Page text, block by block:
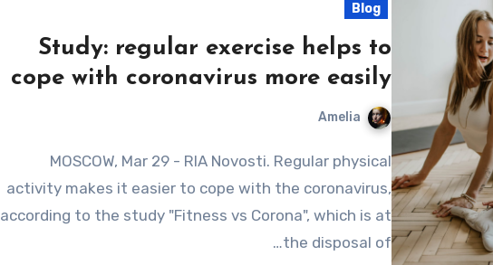
Blog
Study: regular exercise helps to
cope with coronavirus more easily
Amelia
MOSCOW, Mar 29 - RIA Novosti. Regular physical
activity makes it easier to cope with the coronavirus,
according to the study "Fitness vs Corona", which is at
the disposal of…